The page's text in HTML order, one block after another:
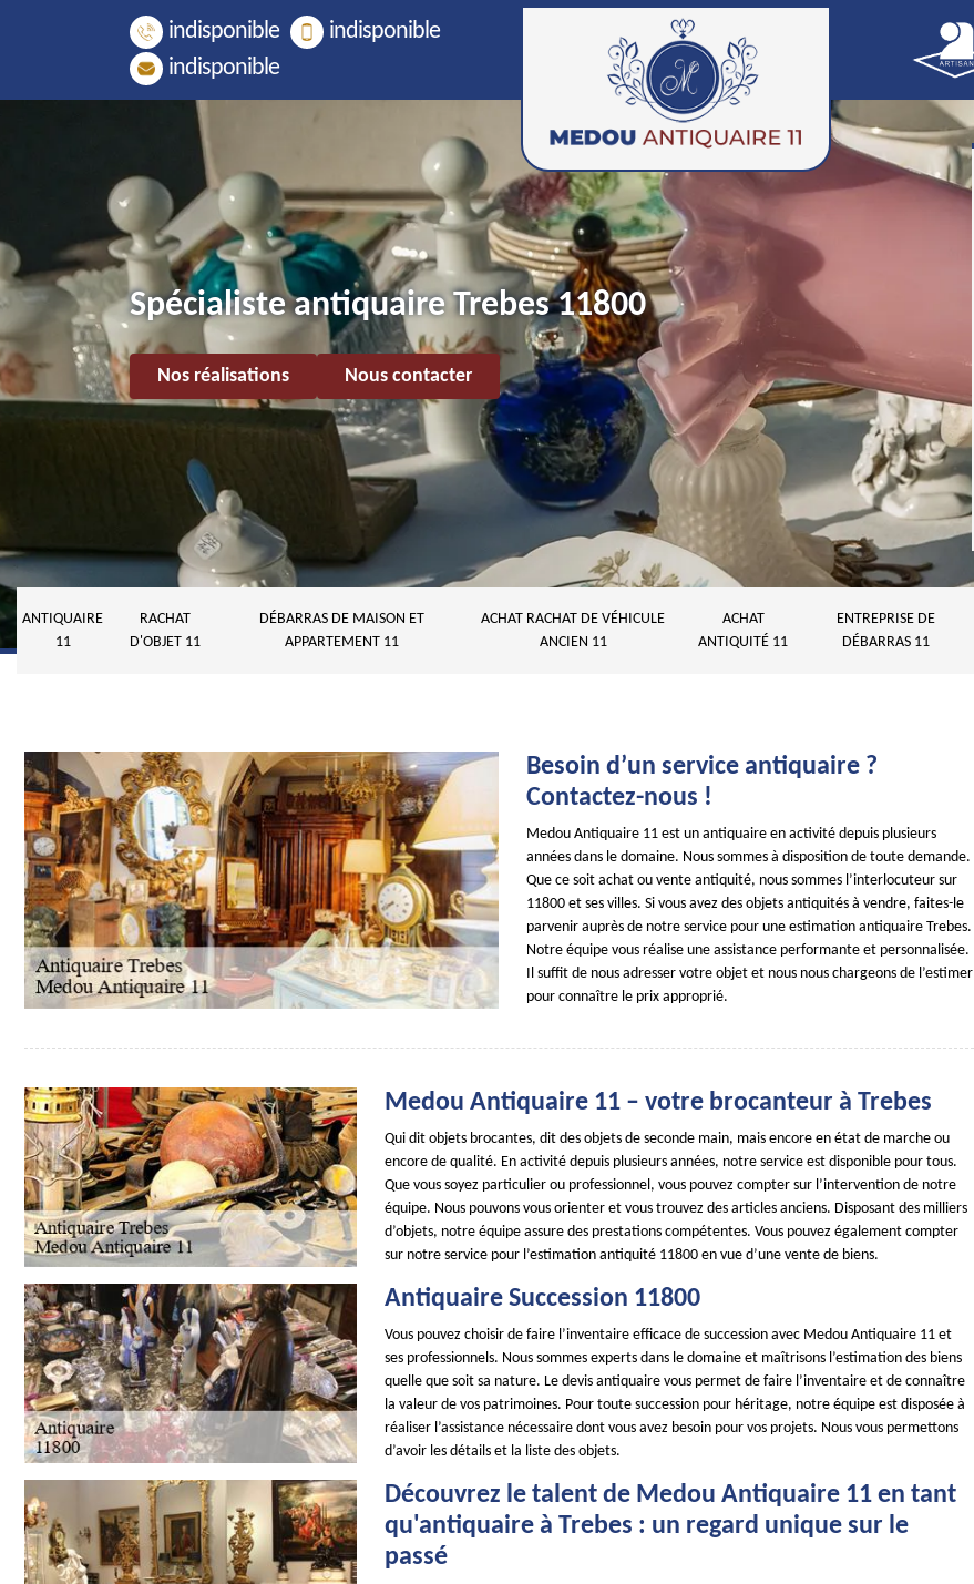
indisponible
indisponible
indisponible
Spécialiste antiquaire Trebes 11800
Nos réalisations Nous contacter
ANTIQUAIRE
11
RACHAT
D'OBJET 11
DÉBARRAS DE MAISON ET
APPARTEMENT 11
ACHAT RACHAT DE VÉHICULE
ANCIEN 11
ACHAT
ANTIQUITÉ 11
ENTREPRISE DE
DÉBARRAS 11
Besoin d’un service antiquaire ?
Contactez-nous !
Medou Antiquaire 11 est un antiquaire en activité depuis plusieurs
années dans le domaine. Nous sommes à disposition de toute demande.
Que ce soit achat ou vente antiquité, nous sommes l’interlocuteur sur
11800 et ses villes. Si vous avez des objets antiquités à vendre, faites-le
parvenir auprès de notre service pour une estimation antiquaire Trebes.
Notre équipe vous réalise une assistance performante et personnalisée.
Il suffit de nous adresser votre objet et nous nous chargeons de l’estimer
pour connaître le prix approprié.
Medou Antiquaire 11 – votre brocanteur à Trebes
Qui dit objets brocantes, dit des objets de seconde main, mais encore en état de marche ou
encore de qualité. En activité depuis plusieurs années, notre service est disponible pour tous.
Que vous soyez particulier ou professionnel, vous pouvez compter sur l’intervention de notre
équipe. Nous pouvons vous orienter et vous trouvez des articles anciens. Disposant des milliers
d’objets, notre équipe assure des prestations compétentes. Vous pouvez également compter
sur notre service pour l’estimation antiquité 11800 en vue d’une vente de biens.
Antiquaire Succession 11800
Vous pouvez choisir de faire l’inventaire efficace de succession avec Medou Antiquaire 11 et
ses professionnels. Nous sommes experts dans le domaine et maîtrisons l’estimation des biens
quelle que soit sa nature. Le devis antiquaire vous permet de faire l’inventaire et de connaître
la valeur de vos patrimoines. Pour toute succession pour héritage, notre équipe est disposée à
réaliser l’assistance nécessaire dont vous avez besoin pour vos projets. Nous vous permettons
d’avoir les détails et la liste des objets.
Découvrez le talent de Medou Antiquaire 11 en tant
qu'antiquaire à Trebes : un regard unique sur le
passé